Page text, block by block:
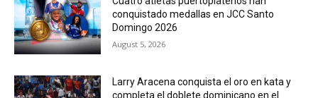
conquistado medallas en JCC Santo
Domingo 2026
August 5, 2026
Larry Aracena conquista el oro en kata y
completa el doblete dominicano en el